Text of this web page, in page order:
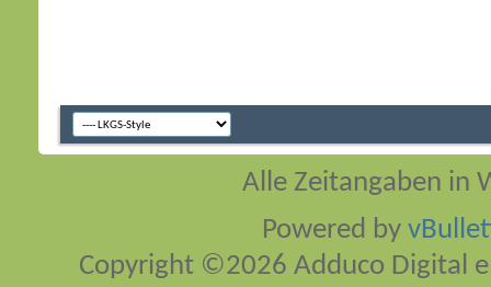
Alle Zeitangaben in
Powered by
Copyright ©2026 Adduco Digital